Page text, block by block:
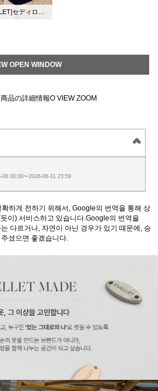
ハイウエストビキニパンティー
OPEN WINDOW
商品の詳細情報O VIEW ZOOM
08 00:00〜2026-08-31 23:59
하게 전하기 위해서, Google의 번역을 통해 상
이) 서비스하고 있습니다.Google의 번역을
다르거나, 자연이 아닌 경우가 있기 때문에, 승
셨으면 좋겠습니다.